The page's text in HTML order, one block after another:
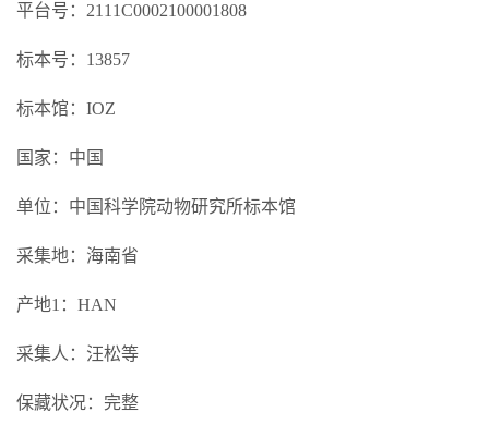
平台号：2111C0002100001808
标本号：13857
标本馆：IOZ
国家：中国
单位：中国科学院动物研究所标本馆
采集地：海南省
产地1：HAN
采集人：汪松等
保藏状况：完整